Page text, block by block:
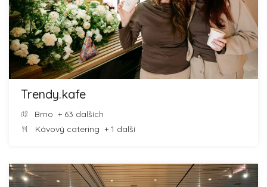
Trendy.kafe
Brno + 63 dalších
Kávový catering + 1 další